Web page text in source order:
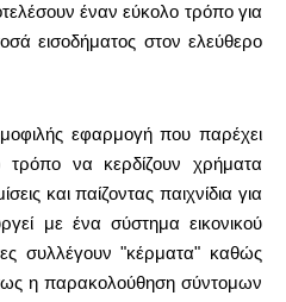
έναν εύκολο τρόπο για
εισοδήματος στον ελεύθερο
εφαρμογή που παρέχει
να κερδίζουν χρήματα
και παίζοντας παιχνίδια για
με ένα σύστημα εικονικού
συλλέγουν "κέρματα" καθώς
η παρακολούθηση σύντομων